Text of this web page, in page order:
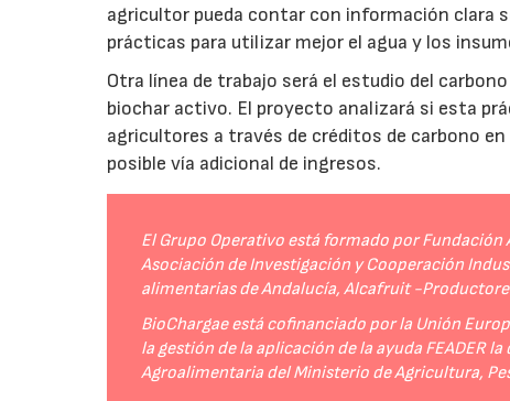
agricultor pueda contar con información clara
prácticas para utilizar mejor el agua y los
Otra línea de trabajo será el estudio del
biochar activo. El proyecto analizará si esta
agricultores a través de créditos de carbono
posible vía adicional de ingresos.
El Grupo Operativo está formado por Fundación
Asociación de Investigación y Cooperación
alimentarias de Andalucía, Alcafruit -
BioChargae está cofinanciado por la Unión
la gestión de la aplicación de la ayuda FEADER
Agroalimentaria del Ministerio de Agricultura,